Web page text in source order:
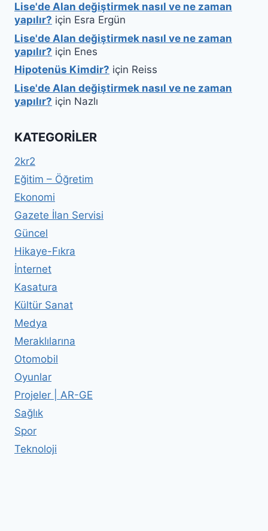
Lise'de Alan değiştirmek nasıl ve ne zaman
yapılır? için Esra Ergün
Lise'de Alan değiştirmek nasıl ve ne zaman
yapılır? için Enes
Hipotenüs Kimdir? için Reiss
Lise'de Alan değiştirmek nasıl ve ne zaman
yapılır? için Nazlı
KATEGORILER
2kr2
Eğitim – Öğretim
Ekonomi
Gazete İlan Servisi
Güncel
Hikaye-Fıkra
İnternet
Kasatura
Kültür Sanat
Medya
Meraklılarına
Otomobil
Oyunlar
Projeler | AR-GE
Sağlık
Spor
Teknoloji